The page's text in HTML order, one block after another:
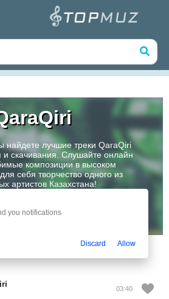
найдете лучшие треки QaraQiri
скачивания. Слушайте онлайн
композиции в высоком
себя творчество одного из
артистов Казахстана!
03:40
you notifications
Discard Allow